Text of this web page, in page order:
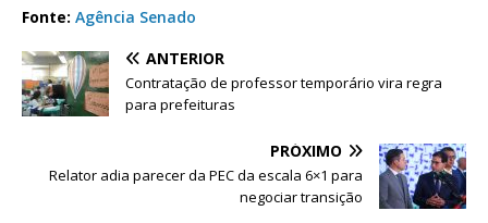
Fonte: Agência Senado
ANTERIOR
Contratação de professor temporário vira regra
para prefeituras
PRÓXIMO
Relator adia parecer da PEC da escala 6×1 para
negociar transição